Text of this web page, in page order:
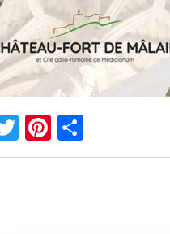
Twitter
Pinterest
Partager